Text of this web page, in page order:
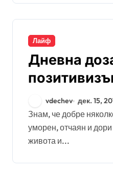
Лайф
Дневна
vdechev дек. 15,
Знам, че добре няколко дни бях малко
уморен, отчаян и
живота и...